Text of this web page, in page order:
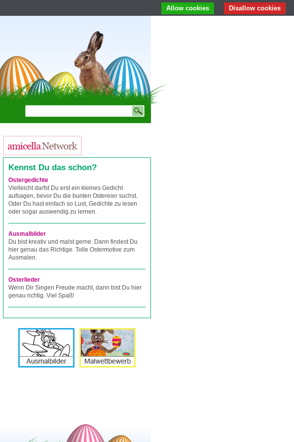
Kennst Du das schon?
Ostergedichte
Vielleicht darfst Du erst ein kleines Gedicht
aufsagen, bevor Du die bunten Ostereier suchst.
Oder Du hast einfach so Lust, Gedichte zu lesen
oder sogar auswendig zu lernen.
Ausmalbilder
Du bist kreativ und malst gerne. Dann findest Du
hier genau das Richtige. Tolle Ostermotive zum
Ausmalen.
Osterlieder
Wenn Dir Singen Freude macht, dann bist Du hier
genau richtig. Viel Spaß!
Disallow cookies
Allow cookies